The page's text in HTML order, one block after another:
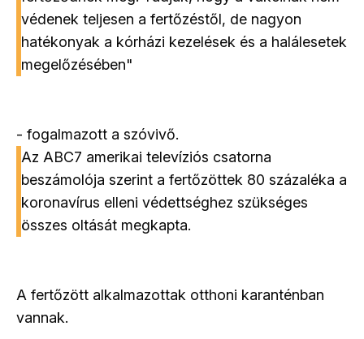
védenek teljesen a fertőzéstől, de nagyon
hatékonyak a kórházi kezelések és a halálesetek
megelőzésében"
- fogalmazott a szóvivő.
Az ABC7 amerikai televíziós csatorna
beszámolója szerint a fertőzöttek 80 százaléka a
koronavírus elleni védettséghez szükséges
összes oltását megkapta.
A fertőzött alkalmazottak otthoni karanténban
vannak.